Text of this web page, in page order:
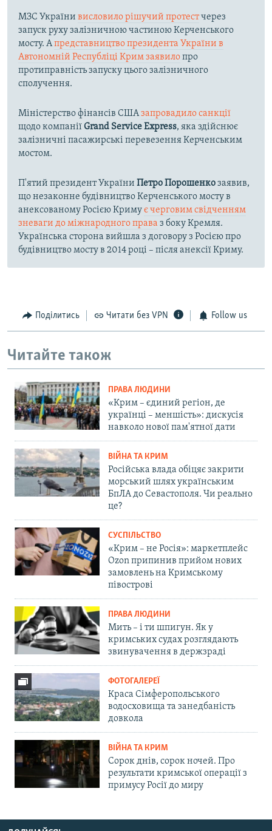
МЗС України висловило рішучий протестчерез
запуск руху залізничною частиною Керченського
мосту. Апредставництво президента України в
Автономній Республіці Крим заявилопро
протиправність запуску цього залізничного
сполучення.
Міністерство фінансів СШАзапровадило санкції
щодо компаніїGrand Service Express, яка здійснює
залізничні пасажирські перевезення Керченським
мостом.
П'ятий президент України Петро Порошенкозаявив,
що незаконне будівництво Керченського мосту в
анексованому Росією Кримує черговим свідченням
зневаги до міжнародного права з боку Кремля.
Українська сторона вийшла з договору з Росією про
будівництво мосту в 2014 році – після анексії Криму.
Поділитись Читати без VPN Follow us
Читайте також
ПРАВА ЛЮДИНИ
«Крим – єдиний регіон, де
українці – меншість»: дискусія
навколо нової пам'ятної дати
ВІЙНА ТА КРИМ
Російська влада обіцяє закрити
морський шлях українським
БпЛА до Севастополя. Чи реально
це?
СУСПІЛЬСТВО
«Крим – не Росія»: маркетплейс
Ozon припинив прийом нових
замовлень на Кримському
півострові
ПРАВА ЛЮДИНИ
Мить – і ти шпигун. Як у
кримських судах розглядають
звинувачення в держзраді
ФОТОГАЛЕРЕЇ
Краса Сімферопольського
водосховища та занедбаність
довкола
ВІЙНА ТА КРИМ
Сорок днів, сорок ночей. Про
результати кримської операції з
примусу Росії до миру